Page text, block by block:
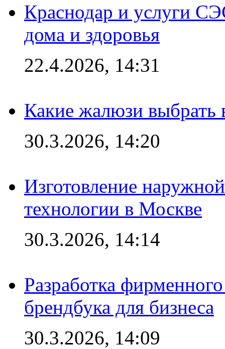
Краснодар и услуги
дома и здоровья
22.4.2026, 14:31
Какие жалюзи выбрать
30.3.2026, 14:20
Изготовление
технологии в Москве
30.3.2026, 14:14
Разработка
брендбука для бизнеса
30.3.2026, 14:09